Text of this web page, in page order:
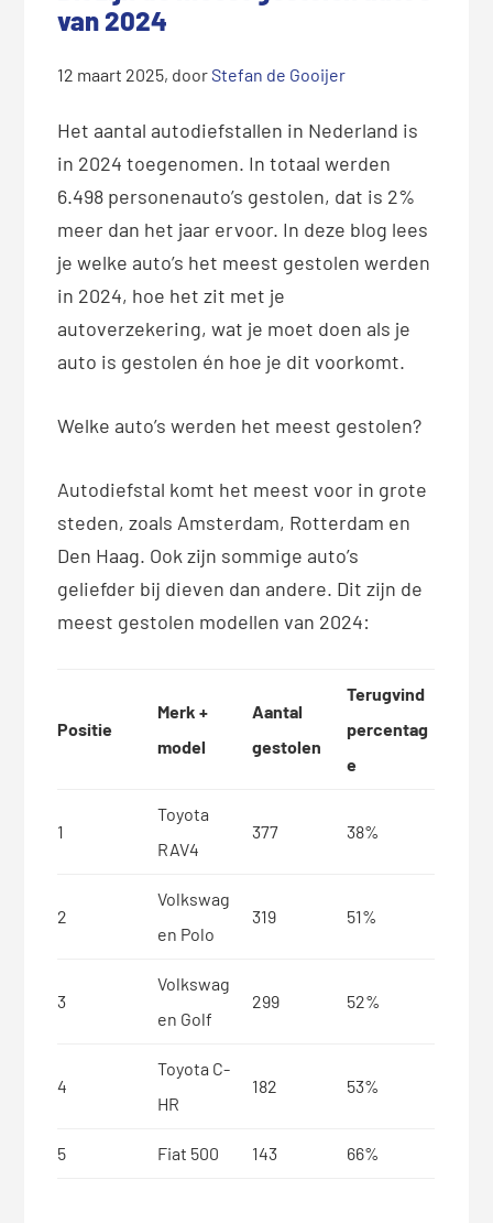
van 2024
12 maart 2025, doorStefan de Gooijer
Het aantal autodiefstallen in Nederland is
in 2024 toegenomen. In totaal werden
6.498 personenauto’s gestolen, dat is 2%
meer dan het jaar ervoor. In deze blog lees
je welke auto’s het meest gestolen werden
in 2024, hoe het zit met je
autoverzekering, wat je moet doen als je
auto is gestolen én hoe je dit voorkomt.
Welke auto’s werden het meest gestolen?
Autodiefstal komt het meest voor in grote
steden, zoals Amsterdam, Rotterdam en
Den Haag. Ook zijn sommige auto’s
geliefder bij dieven dan andere. Dit zijn de
meest gestolen modellen van 2024:
Positie
Merk +
model
Aantal
gestolen
Terugvind
percentag
e
1
Toyota
RAV4
377 38%
2
Volkswag
en Polo
319 51%
3
Volkswag
en Golf
299 52%
4
Toyota C-
HR
182 53%
5 Fiat 500 143 66%